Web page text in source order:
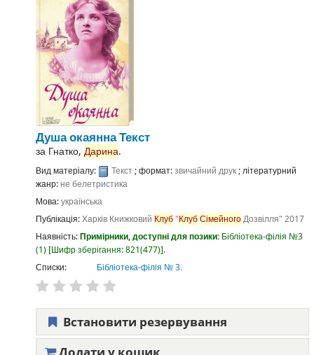
Душа окаяннаТекст
за Гнатко, Дарина.
Вид матеріалу: Текст; формат:звичайний друк; літературний
жанр:не белетристика
Мова:українська
Публікація:Харків Книжковий Клуб"КлубСімейногоДозвілля" 2017
Наявність:Примірники, доступні для позики: Бібліотека-філія №3
(1) Шифр зберігання:821(477) .
Списки:
Бібліотека-філія № 3.
Встановити резервування
Додати у кошик